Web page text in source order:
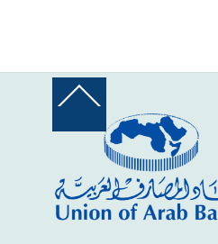
Back
Top